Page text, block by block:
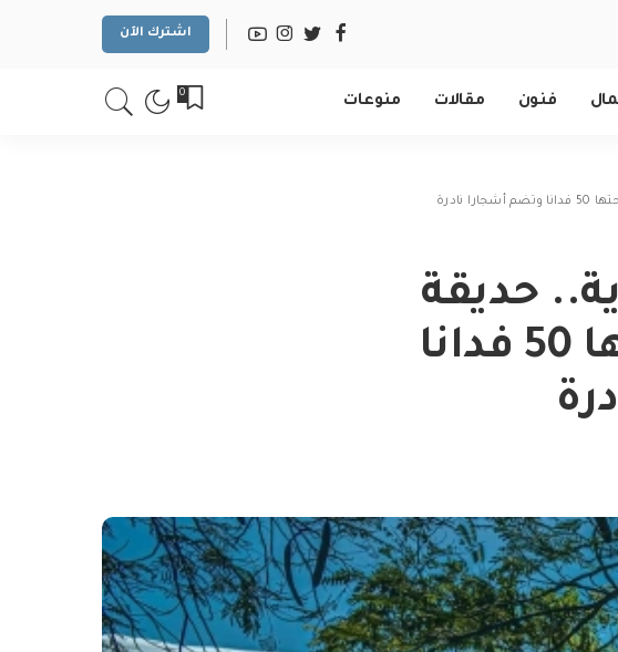
اشترك الآن
فنون مقالات منوعات 0
حديقة
«أنطونيادس» مساحتها 50 فدانا